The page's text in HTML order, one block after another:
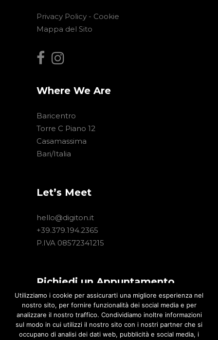
Privacy Policy - Cookie
Mappa del Sito
Where We Are
Baricentro
Torre C Piano 12
Casamassima
Bari/Italia
Let’s Meet
hello@digiton.it
+39.379.194.2365
P.IVA 08572341215
Richiedi un Appuntamento
Hai un progetto Digital interessante?
Lascia un tuo recapito. Un nostro
consulente ti contatterà per illustrarti
Utilizziamo i cookie per assicurarti una migliore esperienza nel
nostro sito, per fornire funzionalità dei social media e per
analizzare il nostro traffico. Condividiamo inoltre informazioni
sul modo in cui utilizzi il nostro sito con i nostri partner che si
occupano di analisi dei dati web, pubblicità e social media, i